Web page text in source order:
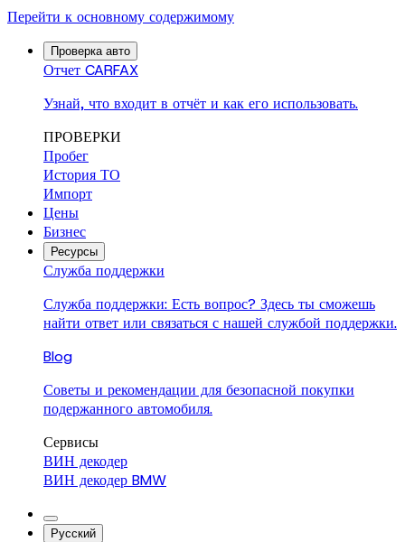
Перейти к основному содержимому
Проверка авто
Отчет CARFAX
Узнай, что входит в отчёт и как его использовать.
ПРОВЕРКИ
Пробег
История ТО
Импорт
Цены
Бизнес
Ресурсы
Служба поддержки
Служба поддержки: Есть вопрос? Здесь ты сможешь
найти ответ или связаться с нашей службой поддержки.
Blog
Советы и рекомендации для безопасной покупки
подержанного автомобиля.
Сервисы
ВИН декодер
ВИН декодер BMW
Русский